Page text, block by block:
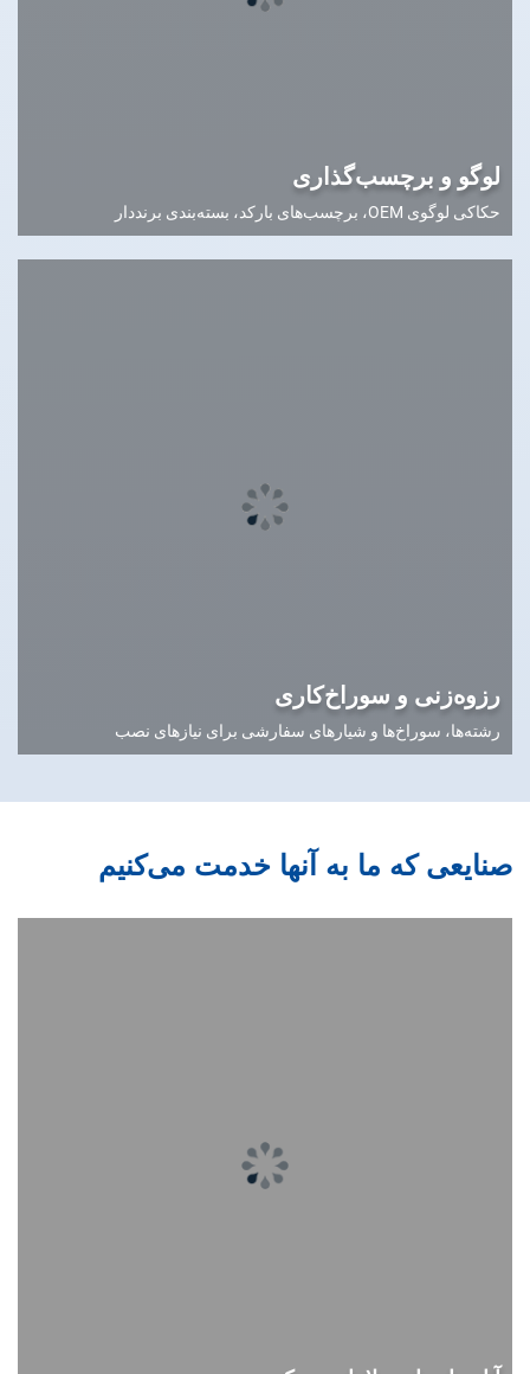
لوگو و برچسب‌گذاری
حکاکی لوگوی OEM، برچسب‌های بارکد، بسته‌بندی برنددار
رزوه‌زنی و سوراخ‌کاری
رشته‌ها، سوراخ‌ها و شیارهای سفارشی برای نیازهای نصب
صنایعی که ما به آنها خدمت می‌کنیم